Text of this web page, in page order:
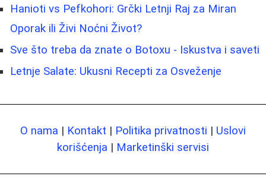
Hanioti vs Pefkohori: Grčki Letnji Raj za Miran
Oporak ili Živi Noćni Život?
Sve što treba da znate o Botoxu - Iskustva i saveti
Letnje Salate: Ukusni Recepti za Osveženje
O nama | Kontakt | Politika privatnosti | Uslovi
korišćenja | Marketinški servisi